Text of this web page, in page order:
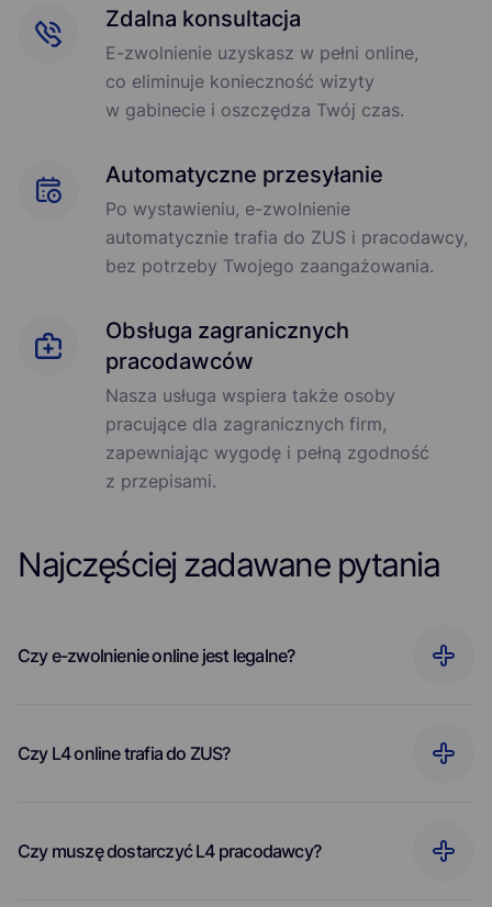
Zdalna konsultacja
E-zwolnienie uzyskasz w pełni online,
co eliminuje konieczność wizyty
w gabinecie i oszczędza Twój czas.
Automatyczne przesyłanie
Po wystawieniu, e-zwоInіenіе
automatycznie trafia do ZUS i pracodawcy,
bez potrzeby Twojego zaangażowania.
Obsługa zagranicznych
pracodawców
Nasza usługa wspiera także osoby
pracujące dla zagranicznych firm,
zapewniając wygodę i pełną zgodność
z przepisami.
Najczęściej zadawane pytania
Czy e-zwolnienie online jest legalne?
Czy L4 online trafia do ZUS?
Czy muszę dostarczyć L4 pracodawcy?